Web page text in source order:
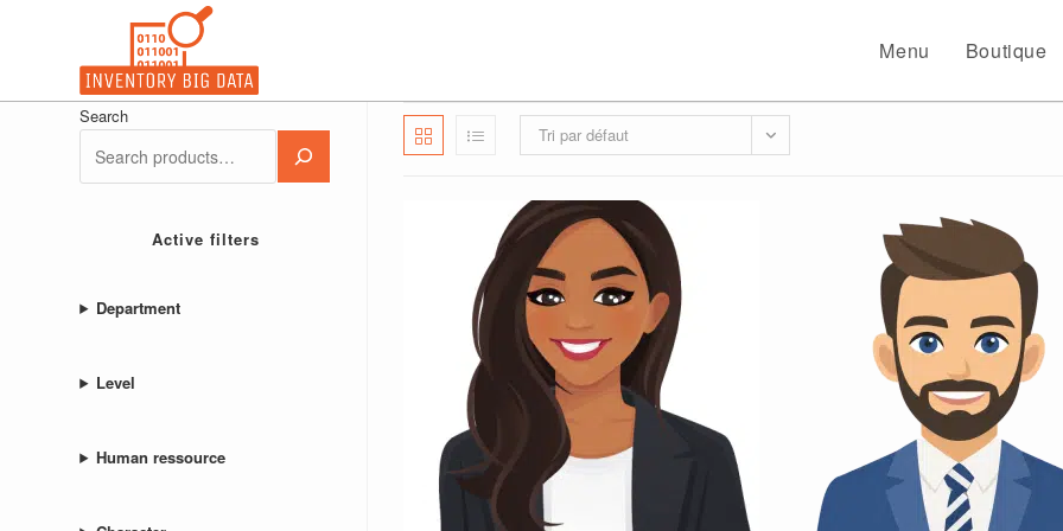
Menu Boutique
Tri par défaut
Search
Active filters
Department
Level
Human ressource